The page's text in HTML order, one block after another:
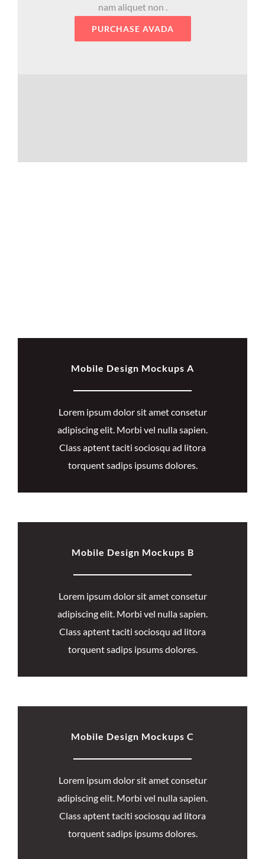
nam aliquet non .
PURCHASE AVADA
Mobile Design Mockups A
Lorem ipsum dolor sit amet consetur
adipiscing elit. Morbi vel nulla sapien.
Class aptent taciti sociosqu ad litora
torquent sadips ipsums dolores.
Mobile Design Mockups B
Lorem ipsum dolor sit amet consetur
adipiscing elit. Morbi vel nulla sapien.
Class aptent taciti sociosqu ad litora
torquent sadips ipsums dolores.
Mobile Design Mockups C
Lorem ipsum dolor sit amet consetur
adipiscing elit. Morbi vel nulla sapien.
Class aptent taciti sociosqu ad litora
torquent sadips ipsums dolores.